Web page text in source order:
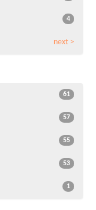
4
next >
61
57
55
53
1